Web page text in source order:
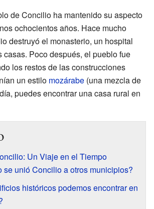
de Concilio ha mantenido su aspecto
ochocientos años. Hace mucho
destruyó el monasterio, un hospital
casas. Poco después, el pueblo fue
los restos de las construcciones
un estilo mozárabe (una mezcla de
puedes encontrar una casa rural en
Un Viaje en el Tiempo
se unió Concilio a otros municipios?
históricos podemos encontrar en